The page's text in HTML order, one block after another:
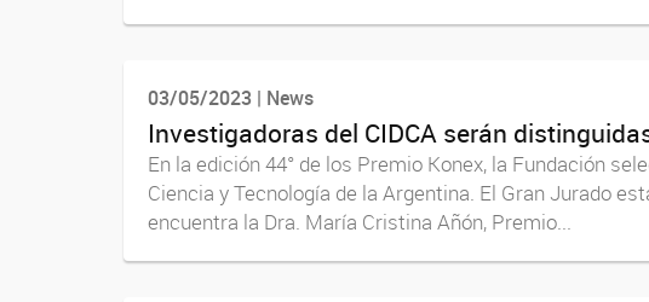
03/05/2023 | News
Investigadoras del CIDCA serán
En la edición 44° de los Premio Konex, la Fundación
Ciencia y Tecnología de la Argentina. El Gran Jurado
encuentra la Dra. María Cristina Añón, Premio...